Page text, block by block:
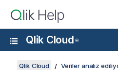
Qlik Cloud ®
Qlik Cloud Veriler analiz